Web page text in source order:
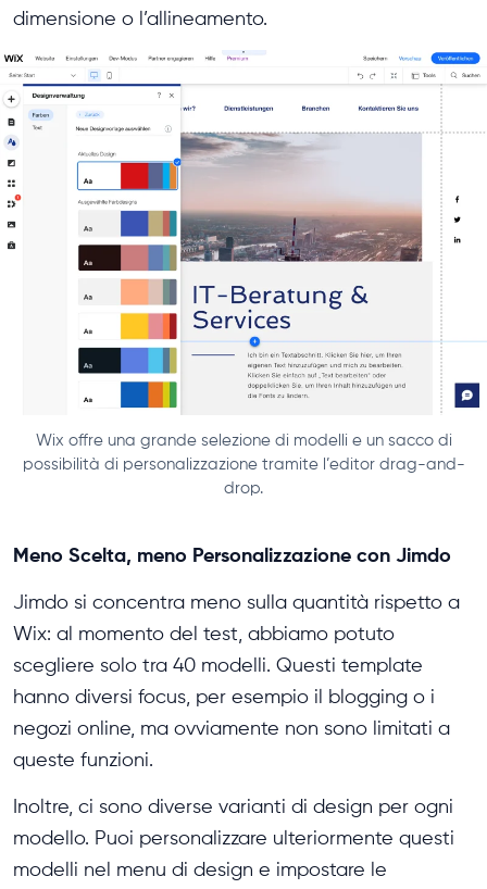
dimensione o l’allineamento.
Wix offre una grande selezione di modelli e un sacco di
possibilità di personalizzazione tramite l’editor drag-and-
drop.
Meno Scelta, meno Personalizzazione con Jimdo
Jimdo si concentra meno sulla quantità rispetto a
Wix: al momento del test, abbiamo potuto
scegliere solo tra 40 modelli. Questi template
hanno diversi focus, per esempio il blogging o i
negozi online, ma ovviamente non sono limitati a
queste funzioni.
Inoltre, ci sono diverse varianti di design per ogni
modello. Puoi personalizzare ulteriormente questi
modelli nel menu di design e impostare le